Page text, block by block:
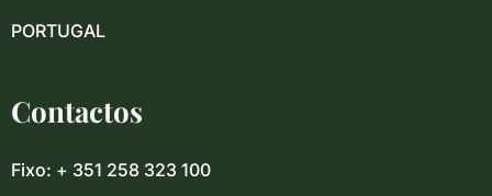
PORTUGAL
Contactos
Fixo: + 351 258 323 100